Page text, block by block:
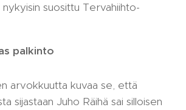
suosittu Tervahiihto-
palkinto
arvokkuutta kuvaa se, että
sijastaan Juho Räihä sai silloisen